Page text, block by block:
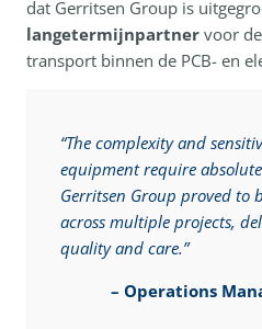
dat Gerritsen Group is
langetermijnpartner voor
transport binnen de PCB- en
“The complexity and
equipment require
Gerritsen Group proved to
across multiple projects,
quality and care.”
– Operations